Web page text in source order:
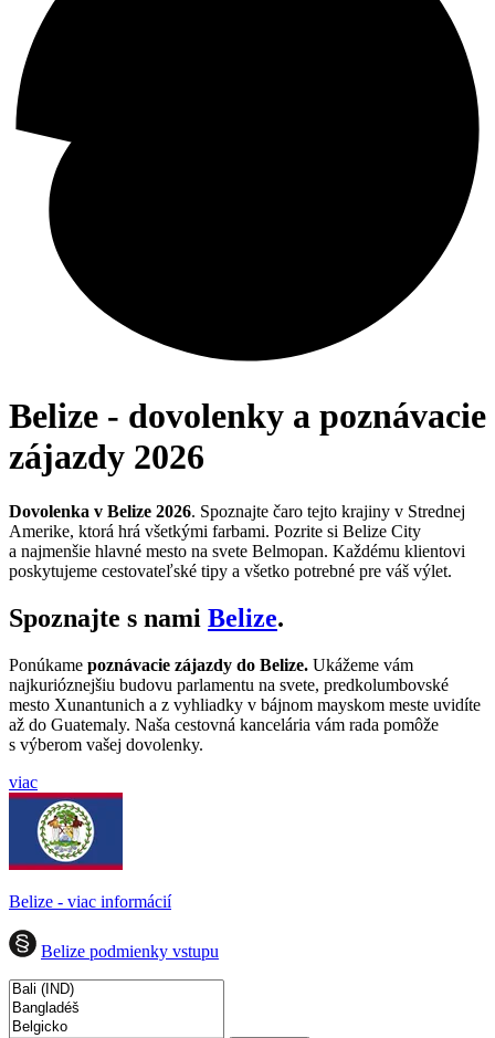
Belize - dovolenky a poznávacie
zájazdy 2026
Dovolenka v Belize 2026. Spoznajte čaro tejto krajiny v Strednej
Amerike, ktorá hrá všetkými farbami. Pozrite si Belize City
a najmenšie hlavné mesto na svete Belmopan. Každému klientovi
poskytujeme cestovateľské tipy a všetko potrebné pre váš výlet.
Spoznajte s nami Belize.
Ponúkame poznávacie zájazdy do Belize. Ukážeme vám
najkurióznejšiu budovu parlamentu na svete, predkolumbovské
mesto Xunantunich a z vyhliadky v bájnom mayskom meste uvidíte
až do Guatemaly. Naša cestovná kancelária vám rada pomôže
s výberom vašej dovolenky.
viac
Belize - viac informácií
Belize podmienky vstupu